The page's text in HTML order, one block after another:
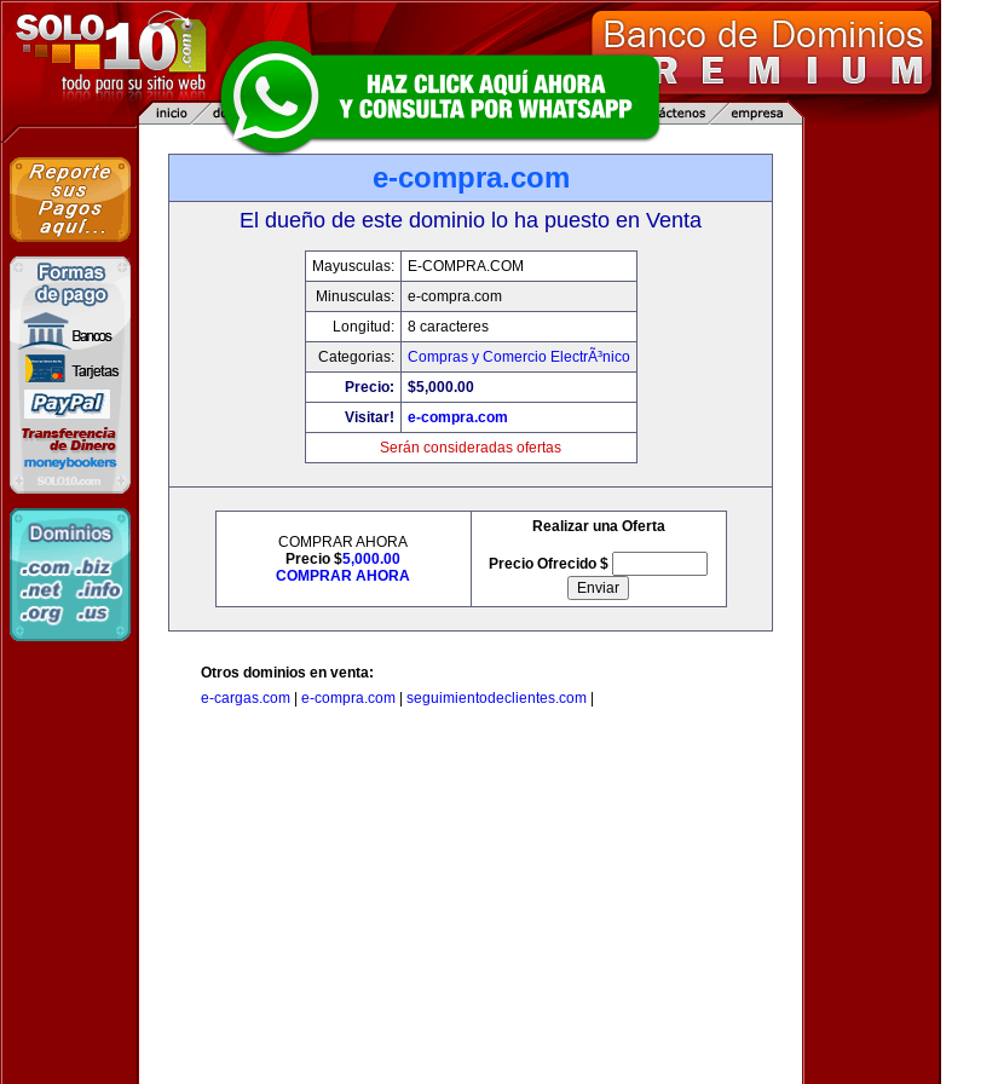
e-compra.com
El dueño de este dominio lo ha puesto en Venta
Mayusculas:
E-COMPRA.COM
Minusculas:
e-compra.com
Longitud:
8 caracteres
Categorias:
Compras y Comercio ElectrÃ³nico
Precio:
$5,000.00
Visitar!
e-compra.com
Serán consideradas ofertas
COMPRAR AHORA
Precio $5,000.00
COMPRAR AHORA
Realizar una Oferta
Precio Ofrecido $
Otros dominios en venta:
e-cargas.com
e-compra.com seguimientodeclientes.com